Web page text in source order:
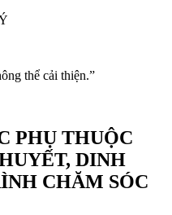
thể cải thiện.”
PHỤ THUỘC
DINH
CHĂM SÓC